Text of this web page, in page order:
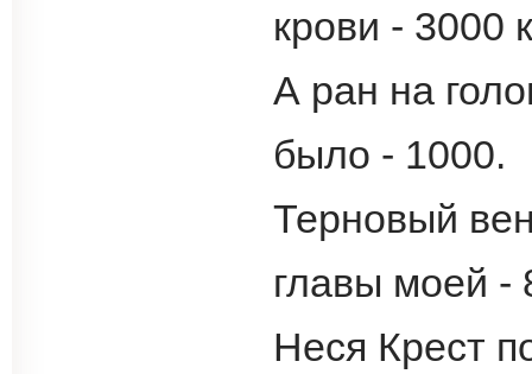
крови - 3000
А ран на
было - 1000.
Терновый
главы моей -
Неся Крест